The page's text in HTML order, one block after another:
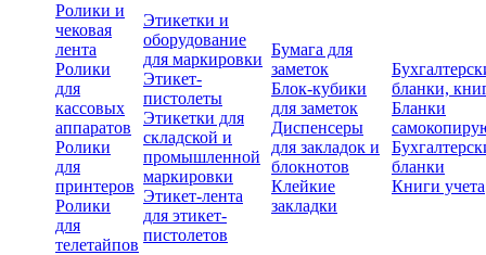
Ролики и
чековая
лента
Ролики
для
кассовых
аппаратов
Ролики
для
принтеров
Ролики
для
телетайпов
Этикетки и
оборудование
для маркировки
Этикет-
пистолеты
Этикетки для
складской и
промышленной
маркировки
Этикет-лента
для этикет-
пистолетов
Бумага для
заметок
Блок-кубики
для заметок
Диспенсеры
для закладок и
блокнотов
Клейкие
закладки
бланки,
Бланки
бланки
Книги учета